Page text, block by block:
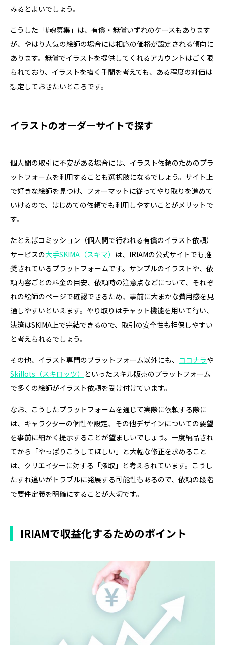
みるとよいでしょう。
こうした「#魂募集」は、有償・無償いずれのケースもあります
が、やはり人気の絵師の場合には相応の価格が設定される傾向に
あります。無償でイラストを提供してくれるアカウントはごく限
られており、イラストを描く手間を考えても、ある程度の対価は
想定しておきたいところです。
イラストのオーダーサイトで探す
個人間の取引に不安がある場合には、イラスト依頼のためのプラ
ットフォームを利用することも選択肢になるでしょう。サイト上
で好きな絵師を見つけ、フォーマットに従ってやり取りを進めて
いけるので、はじめての依頼でも利用しやすいことがメリットで
す。
たとえばコミッション（個人間で行われる有償のイラスト依頼）
サービスの大手SKIMA（スキマ） は、IRIAMの公式サイトでも推
奨されているプラットフォームです。サンプルのイラストや、依
頼内容ごとの料金の目安、依頼時の注意点などについて、それぞ
れの絵師のページで確認できるため、事前に大まかな費用感を見
通しやすいといえます。やり取りはチャット機能を用いて行い、
決済はSKIMA上で完結できるので、取引の安全性も担保しやすい
と考えられるでしょう。
その他、イラスト専門のプラットフォーム以外にも、 ココナラや
Skillots（スキロッツ） といったスキル販売のプラットフォーム
で多くの絵師がイラスト依頼を受け付けています。
なお、こうしたプラットフォームを通じて実際に依頼する際に
は、キャラクターの個性や設定、その他デザインについての要望
を事前に細かく提示することが望ましいでしょう。一度納品され
てから「やっぱりこうしてほしい」と大幅な修正を求めること
は、クリエイターに対する「搾取」と考えられています。こうし
たすれ違いがトラブルに発展する可能性もあるので、依頼の段階
で要件定義を明確にすることが大切です。
IRIAMで収益化するためのポイント